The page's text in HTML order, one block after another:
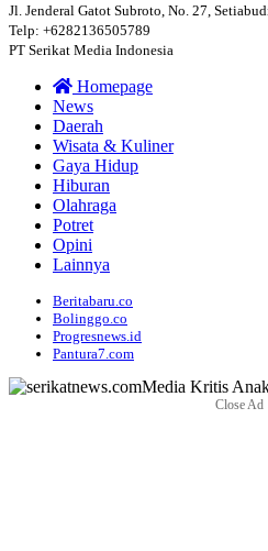
Jl. Jenderal Gatot Subroto, No. 27,
Telp: +6282136505789
PT Serikat Media Indonesia
Homepage
News
Daerah
Wisata & Kuliner
Gaya Hidup
Hiburan
Olahraga
Potret
Opini
Lainnya
Beritabaru.co
Bolinggo.co
Progresnews.id
Pantura7.com
Close